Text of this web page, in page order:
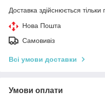
Доставка здійснюється тільки
Нова Пошта
Самовивіз
Всі умови доставки
Умови оплати